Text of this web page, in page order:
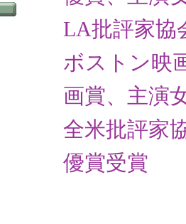
LA批評家
ボストン映
画賞、主演
全米批評家
優賞受賞